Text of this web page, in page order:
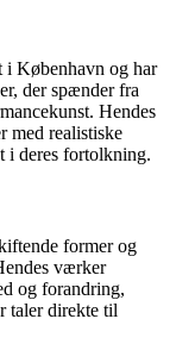
i København og har
der spænder fra
Hendes
med realistiske
i deres fortolkning.
former og
værker
og forandring,
taler direkte til